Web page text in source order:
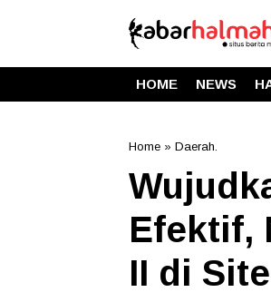
HOME NEWS
Home » Daerah.
Efektif,
II di